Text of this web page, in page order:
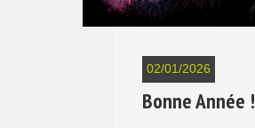
02/01/2026
Bonne Année !